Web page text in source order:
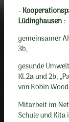
-
Lüdinghausen :
gemeinsamer
3b,
gesunde
Kl.2a und 2b,
von Robin
Mitarbeit im
Schule und Kita